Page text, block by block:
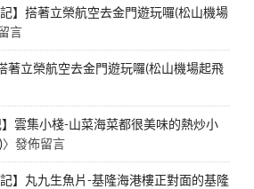
記】搭著立榮航空去金門遊玩囉(松山機場
言
著立榮航空去金門遊玩囉(松山機場起飛
】雲集小棧-山菜海菜都很美味的熱炒小
〉發佈留言
記】丸九生魚片-基隆海港樓正對面的基隆